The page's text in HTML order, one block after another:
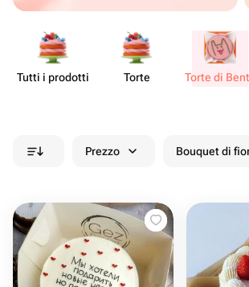
Tutti i prodotti Torte Torte di
Prezzo Bouquet di